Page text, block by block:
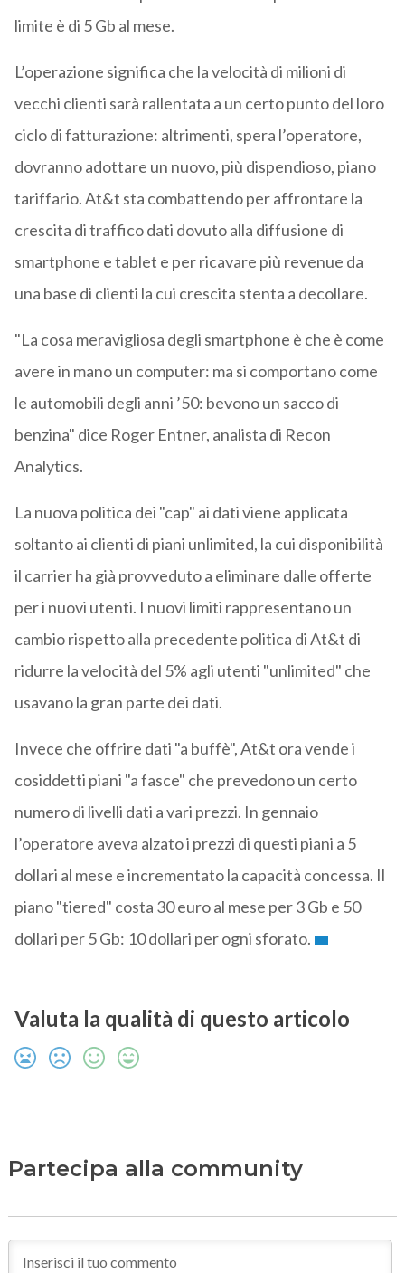
limite è di 5 Gb al mese.
L’operazione significa che la velocità di milioni di
vecchi clienti sarà rallentata a un certo punto del loro
ciclo di fatturazione: altrimenti, spera l’operatore,
dovranno adottare un nuovo, più dispendioso, piano
tariffario. At&t sta combattendo per affrontare la
crescita di traffico dati dovuto alla diffusione di
smartphone e tablet e per ricavare più revenue da
una base di clienti la cui crescita stenta a decollare.
"La cosa meravigliosa degli smartphone è che è come
avere in mano un computer: ma si comportano come
le automobili degli anni ’50: bevono un sacco di
benzina" dice Roger Entner, analista di Recon
Analytics.
La nuova politica dei "cap" ai dati viene applicata
soltanto ai clienti di piani unlimited, la cui disponibilità
il carrier ha già provveduto a eliminare dalle offerte
per i nuovi utenti. I nuovi limiti rappresentano un
cambio rispetto alla precedente politica di At&t di
ridurre la velocità del 5% agli utenti "unlimited" che
usavano la gran parte dei dati.
Invece che offrire dati "a buffè", At&t ora vende i
cosiddetti piani "a fasce" che prevedono un certo
numero di livelli dati a vari prezzi. In gennaio
l’operatore aveva alzato i prezzi di questi piani a 5
dollari al mese e incrementato la capacità concessa. Il
piano "tiered" costa 30 euro al mese per 3 Gb e 50
dollari per 5 Gb: 10 dollari per ogni sforato.
Valuta la qualità di questo articolo
Partecipa alla community